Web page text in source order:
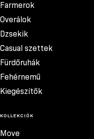
Farmerok
Overálok
Dzsekik
Casual szettek
Fürdőruhák
Fehérnemű
Kiegészítők
KOLLEKCIÓK
Move